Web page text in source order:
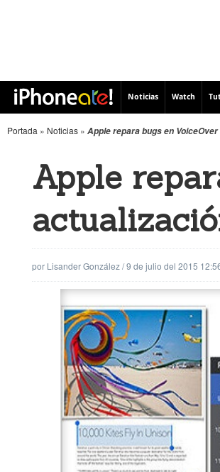
Noticias Watch
Portada » Noticias » Apple repara bugs en
Apple
por Lisander González/9 de julio del 2015